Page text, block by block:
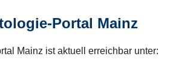
Portal Mainz
Mainz ist aktuell erreichbar unter: